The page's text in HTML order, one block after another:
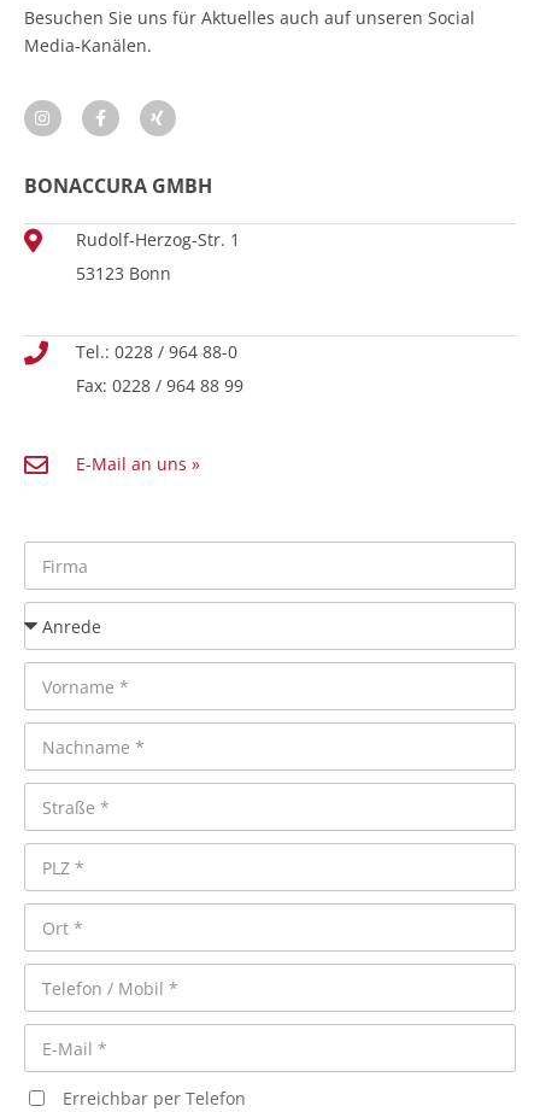
Besuchen Sie uns für Aktuelles auch auf unseren Social
Media-Kanälen.
BONACCURA GMBH
Rudolf-Herzog-Str. 1
53123 Bonn
Tel.: 0228 / 964 88-0
Fax: 0228 / 964 88 99
E-Mail an uns »
Erreichbar per Telefon